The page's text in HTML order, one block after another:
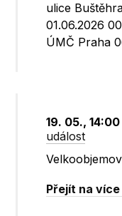
ulice
01.06.2026
ÚMČ Praha
19. 05.,
událost
Přejít na